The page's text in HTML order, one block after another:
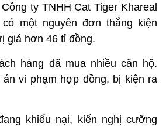
ty TNHH Cat Tiger Khareal
một nguyên đơn thắng kiện
giá hơn 46 tỉ đồng.
hàng đã mua nhiều căn hộ.
vi phạm hợp đồng, bị kiện ra
khiếu nại, kiến nghị cưỡng